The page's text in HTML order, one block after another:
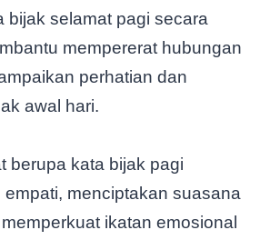
bijak selamat pagi secara
mempererat hubungan
perhatian dan
awal hari.
berupa kata bijak pagi
menciptakan suasana
ikatan emosional